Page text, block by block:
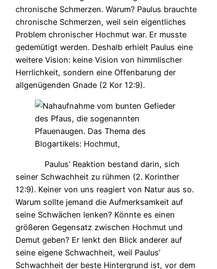
chronische Schmerzen. Warum? Paulus brauchte
chronische Schmerzen, weil sein eigentliches
Problem chronischer Hochmut war. Er musste
gedemütigt werden. Deshalb erhielt Paulus eine
weitere Vision: keine Vision von himmlischer
Herrlichkeit, sondern eine Offenbarung der
allgenügenden Gnade (2 Kor 12:9).
Paulus’ Reaktion bestand darin, sich
seiner Schwachheit zu rühmen (2. Korinther
12:9). Keiner von uns reagiert von Natur aus so.
Warum sollte jemand die Aufmerksamkeit auf
seine Schwächen lenken? Könnte es einen
größeren Gegensatz zwischen Hochmut und
Demut geben? Er lenkt den Blick anderer auf
seine eigene Schwachheit, weil Paulus’
Schwachheit der beste Hintergrund ist, vor dem